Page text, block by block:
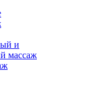
и
массаж